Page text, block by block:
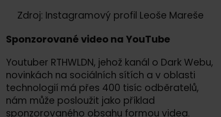
Zdroj: Instagramový profil Leoše Mareše
Sponzorované video na YouTube
Youtuber RTHWLDN, jehož kanál o Dark Webu,
novinkách na sociálních sítích a v oblasti
technologií má přes 400 tisíc odběratelů,
nám může posloužit jako příklad
sponzorovaného obsahu formou videa.